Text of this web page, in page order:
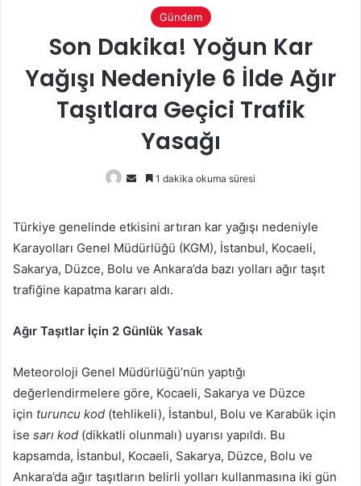
Gündem
Son Dakika! Yoğun Kar
Yağışı Nedeniyle 6 İlde Ağır
Taşıtlara Geçici Trafik
Yasağı
Bir
göndermek
1 dakika okuma süresi
Türkiye genelinde etkisini artıran kar yağışı nedeniyle
Karayolları Genel Müdürlüğü (KGM), İstanbul, Kocaeli,
Sakarya, Düzce, Bolu ve Ankara’da bazı yolları ağır taşıt
trafiğine kapatma kararı aldı.
Ağır Taşıtlar İçin 2 Günlük Yasak
Meteoroloji Genel Müdürlüğü’nün yaptığı
değerlendirmelere göre, Kocaeli, Sakarya ve Düzce
için turuncu kod (tehlikeli), İstanbul, Bolu ve Karabük için
ise sarı kod (dikkatli olunmalı) uyarısı yapıldı. Bu
kapsamda, İstanbul, Kocaeli, Sakarya, Düzce, Bolu ve
Ankara’da ağır taşıtların belirli yolları kullanmasına iki gün